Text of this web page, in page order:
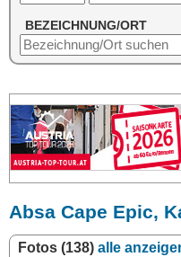
BEZEICHNUNG/ORT
Absa Cape Epic,
Fotos (138) alle